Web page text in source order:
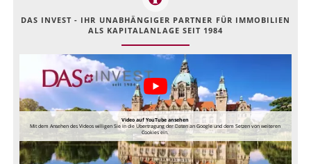
DAS INVEST - IHR UNABHÄNGIGER PARTNER FÜR IMMOBILIEN
ALS KAPITALANLAGE SEIT 1984
Video auf YouTube ansehen
Mit dem Ansehen des Videos willigen Sie in die Übertragung der Daten an Google und dem Setzen von weiteren
Cookies ein.